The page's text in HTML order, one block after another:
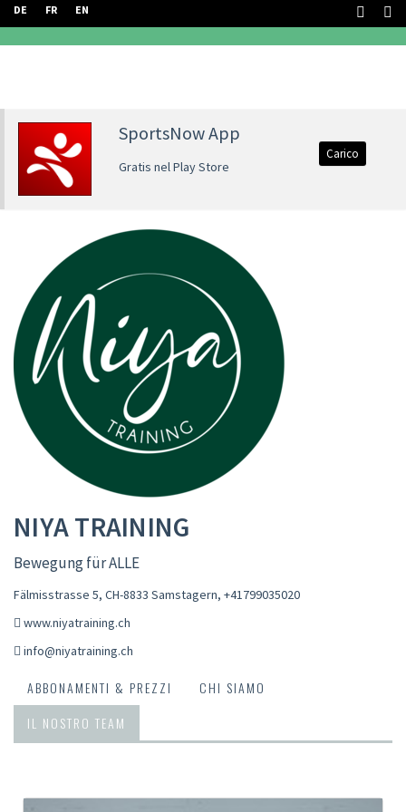
DE FR EN
SportsNow App
Gratis nel Play Store
Carico
NIYA TRAINING
Bewegung für ALLE
Fälmisstrasse 5, CH-8833 Samstagern, +41799035020
www.niyatraining.ch
info@niyatraining.ch
ABBONAMENTI & PREZZI
CHI SIAMO
IL NOSTRO TEAM